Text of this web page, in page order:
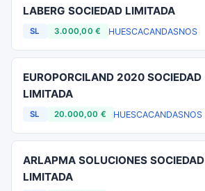
LABERG SOCIEDAD LIMITADA
SL 3.000,00 € HUESCACANDASNOS
EUROPORCILAND 2020 SOCIEDAD
LIMITADA
SL 20.000,00 € HUESCACANDASNOS
ARLAPMA SOLUCIONES SOCIEDAD
LIMITADA